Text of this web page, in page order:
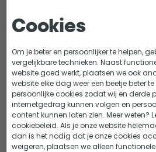
wat meer luxe en conform eist
zwembaden. Een houten
ultieme luxe. U kunt in de zomer
verkoeling. Voor kinderen wordt
natuurlijk één groot speelparadijs.
Houten zwembad; stijlvol
Een houten zwembad staat
houten structuur, krijgt het
Cookies
Om je beter en persoonlijker te helpen,
vergelijkbare technieken. Naast
website goed werkt, plaatsen we ook
website elke dag weer een beetje beter
persoonlijke cookies zodat wij en derde
internetgedrag kunnen volgen en
content kunnen laten zien. Meer weten?
cookiebeleid. Als je onze website
dan is het nodig dat je onze cookies
weigeren, plaatsen we alleen